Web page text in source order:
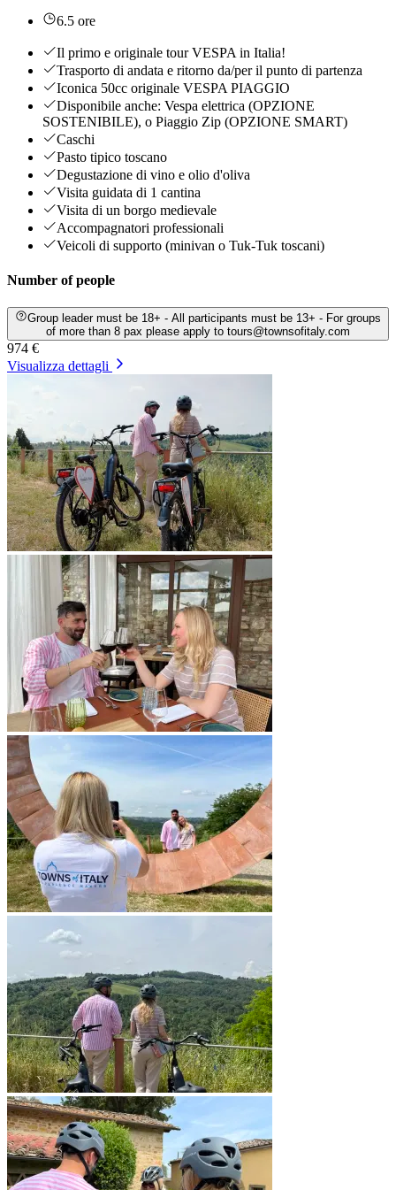
6.5 ore
Il primo e originale tour VESPA in Italia!
Trasporto di andata e ritorno da/per il punto di partenza
Iconica 50cc originale VESPA PIAGGIO
Disponibile anche: Vespa elettrica (OPZIONE
SOSTENIBILE), o Piaggio Zip (OPZIONE SMART)
Caschi
Pasto tipico toscano
Degustazione di vino e olio d'oliva
Visita guidata di 1 cantina
Visita di un borgo medievale
Accompagnatori professionali
Veicoli di supporto (minivan o Tuk-Tuk toscani)
Number of people
Group leader must be 18+ - All participants must be 13+ - For groups
of more than 8 pax please apply to tours@townsofitaly.com
974 €
Visualizza dettagli